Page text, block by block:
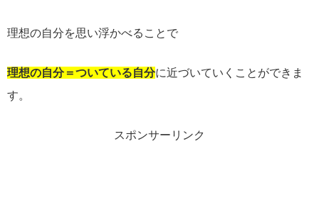
理想の自分を思い浮かべることで
理想の自分＝ついている自分に近づいていくことができま
す。
スポンサーリンク